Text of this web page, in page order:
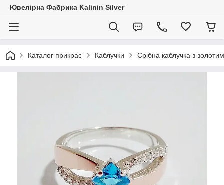
Ювелірна Фабрика Kalinin Silver
Каталог прикрас Каблучки Срібна каблучка з